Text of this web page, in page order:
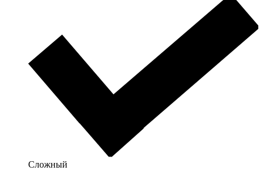
Сложный